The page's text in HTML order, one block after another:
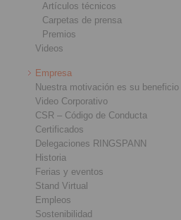
Artículos técnicos
Carpetas de prensa
Premios
Videos
Empresa
Nuestra motivación es su beneficio
Video Corporativo
CSR – Código de Conducta
Certificados
Delegaciones RINGSPANN
Historia
Ferias y eventos
Stand Virtual
Empleos
Sostenibilidad